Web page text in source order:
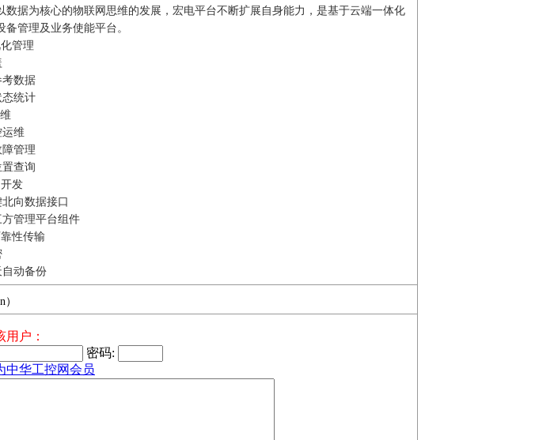
数据为核心的物联网思维的发展，宏电平台不断扩展自身能力，是基于云端一体化
备管理及业务使能平台。
管理
考数据
态统计
运维
障管理
置查询
发
向数据接口
方管理平台组件
性传输
自动备份